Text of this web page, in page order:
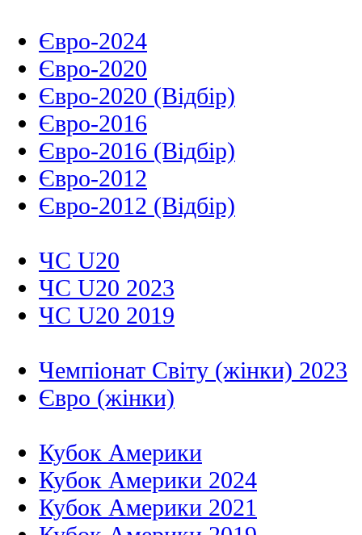
Євро-2024
Євро-2020
Євро-2020 (Відбір)
Євро-2016
Євро-2016 (Відбір)
Євро-2012
Євро-2012 (Відбір)
ЧС U20
ЧС U20 2023
ЧС U20 2019
Чемпіонат Світу (жінки) 2023
Євро (жінки)
Кубок Америки
Кубок Америки 2024
Кубок Америки 2021